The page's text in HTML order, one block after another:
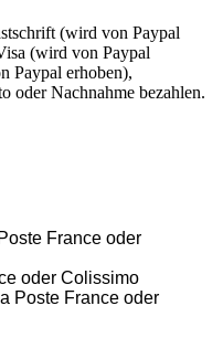
(wird von Paypal
(wird von Paypal
Paypal erhoben),
oder Nachnahme bezahlen.
France oder
oder Colissimo
Poste France oder